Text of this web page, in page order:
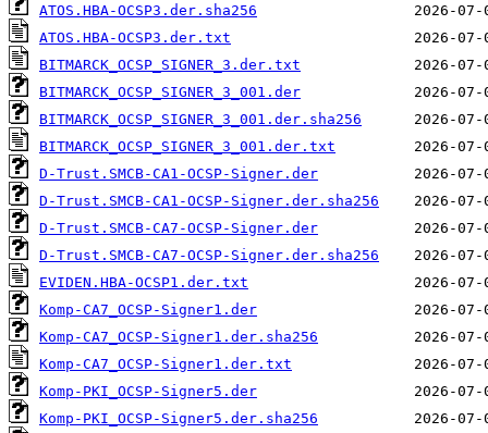
ATOS.HBA-OCSP3.der.sha256
ATOS.HBA-OCSP3.der.txt
BITMARCK_OCSP_SIGNER_3.der.txt
BITMARCK_OCSP_SIGNER_3_001.der
BITMARCK_OCSP_SIGNER_3_001.der.sha256
BITMARCK_OCSP_SIGNER_3_001.der.txt
D-Trust.SMCB-CA1-OCSP-Signer.der
D-Trust.SMCB-CA1-OCSP-Signer.der.sha256
D-Trust.SMCB-CA7-OCSP-Signer.der
D-Trust.SMCB-CA7-OCSP-Signer.der.sha256
EVIDEN.HBA-OCSP1.der.txt
Komp-CA7_OCSP-Signer1.der
Komp-CA7_OCSP-Signer1.der.sha256
Komp-CA7_OCSP-Signer1.der.txt
Komp-PKI_OCSP-Signer5.der
Komp-PKI_OCSP-Signer5.der.sha256